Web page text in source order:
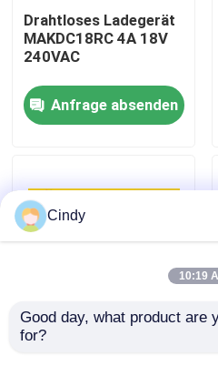
Fabrik-Ausflug
Qualitätskontrolle
Treten Sie mit uns in
Fälle
Drahtloses Ladegerät
MAKDC18RC 4A 18V
240VAC
Anfrage absenden
Zwei-Port-Ladegerät
Cindy
10:19
Good day, what product are
for?